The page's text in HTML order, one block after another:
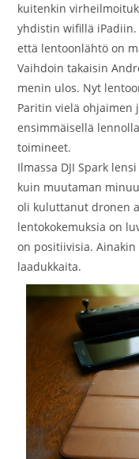
kuitenkin
yhdistin wifillä
että lentoonlähtö on
Vaihdoin takaisin
menin ulos. Nyt
Paritin vielä ohjaimen
ensimmäisellä
toimineet.
Ilmassa DJI Spark
kuin muutaman
oli kuluttanut dronen
lentokokemuksia on
on positiivisia.
laadukkaita.